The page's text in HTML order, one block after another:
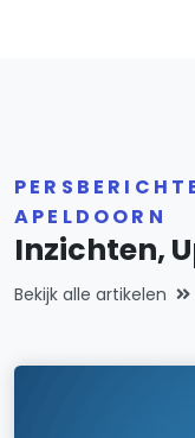
APELDOORN
Inzichten,
Bekijk alle artikelen